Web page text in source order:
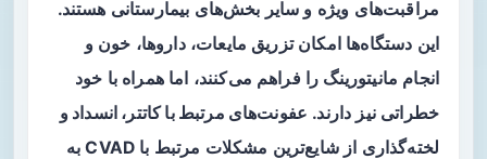
مراقبت‌های ویژه و سایر بخش‌های بیمارستانی هستند.
این دستگاه‌ها امکان تزریق مایعات، داروها، خون و
انجام مانیتورینگ را فراهم می‌کنند، اما همراه با خود
خطراتی نیز دارند. عفونت‌های مرتبط با کاتتر، انسداد و
لخته‌گذاری
از شایع‌ترین مشکلات مرتبط با CVAD به